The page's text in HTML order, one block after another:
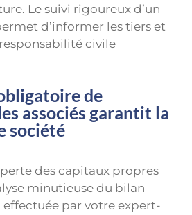
Le suivi rigoureux d’un
d’informer les tiers et
civile
de
associés garantit la
société
des capitaux propres
minutieuse du bilan
par votre expert-